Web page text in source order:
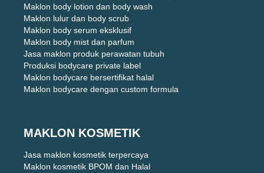
Maklon body lotion dan body wash
Maklon lulur dan body scrub
Maklon body serum eksklusif
Maklon body mist dan parfum
Jasa maklon produk perawatan tubuh
Produksi bodycare private label
Maklon bodycare bersertifikat halal
Maklon bodycare dengan custom formula
MAKLON KOSMETIK
Jasa maklon kosmetik terpercaya
Maklon kosmetik BPOM dan Halal